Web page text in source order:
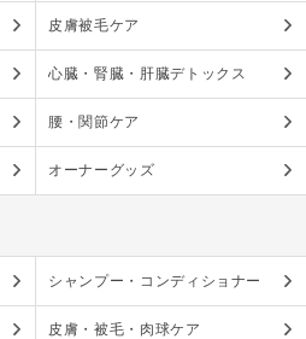
皮膚被毛ケア
心臓・腎臓・肝臓デトックス
腰・関節ケア
オーナーグッズ
シャンプー・コンディショナー
皮膚・被毛・肉球ケア